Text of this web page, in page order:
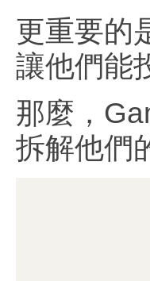
更重要的
讓他們能
那麼，
拆解他們